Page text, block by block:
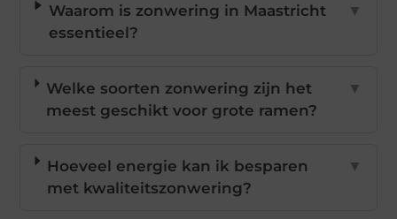
Waarom is zonwering in Maastricht
essentieel?
▼
Welke soorten zonwering zijn het
meest geschikt voor grote ramen?
▼
Hoeveel energie kan ik besparen
met kwaliteitszonwering?
▼